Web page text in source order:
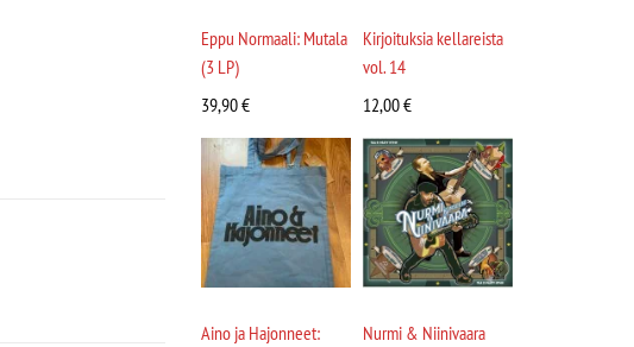
Eppu Normaali: Mutala
(3 LP)
39,90€
Kirjoituksia kellareista
vol. 14
12,00€
Aino ja Hajonneet:
Nurmi & Niinivaara